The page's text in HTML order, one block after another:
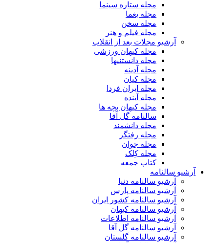
مجله ستاره سینما
مجله یغما
مجله سخن
مجله فیلم و هنر
آرشیو مجلات بعد از انقلاب
مجله کیهان ورزشی
مجله دانستنیها
مجله آدینه
مجله کیان
مجله ایران فردا
مجله آینده
مجله کیهان بچه ها
سالنامه گل آقا
مجله دانشمند
مجله رفتگر
مجله جوان
مجله کِلک
کتاب جمعه
آرشیو سالنامه
آرشیو سالنامه دنیا
آرشیو سالنامه پارس
آرشیو سالنامه کشور ایران
آرشیو سالنامه کیهان
آرشیو سالنامه اطلاعات
آرشیو سالنامه گل آقا
آرشیو سالنامه گلستان